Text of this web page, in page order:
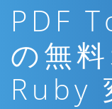
PDF
の無
Ruby